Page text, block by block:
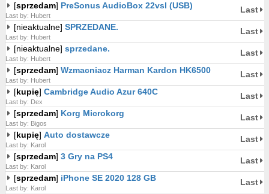
[sprzedam] PreSonus AudioBox 22vsl (USB)
Last by: Hubert
Last
[nieaktualne] SPRZEDANE.
Last by: Hubert
Last
[nieaktualne] sprzedane.
Last by: Hubert
Last
[sprzedam] Wzmacniacz Harman Kardon HK6500
Last by: Hubert
Last
[kupię] Cambridge Audio Azur 640C
Last by: Dex
Last
[sprzedam] Korg Microkorg
Last by: Bigos
Last
[kupię] Auto dostawcze
Last by: Karol
Last
[sprzedam] 3 Gry na PS4
Last by: Karol
Last
[sprzedam] iPhone SE 2020 128 GB
Last by: Karol
Last